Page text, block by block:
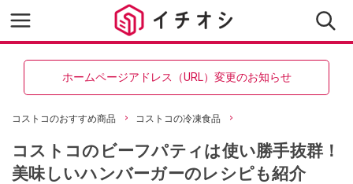
ホームページアドレス（URL）変更のお知らせ
コストコのおすすめ商品 コストコの冷凍食品
コストコのビーフパティは使い勝手抜群！
美味しいハンバーガーのレシピも紹介